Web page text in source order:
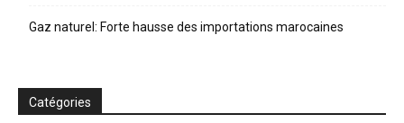
Gaz naturel: Forte hausse des importations marocaines
Catégories